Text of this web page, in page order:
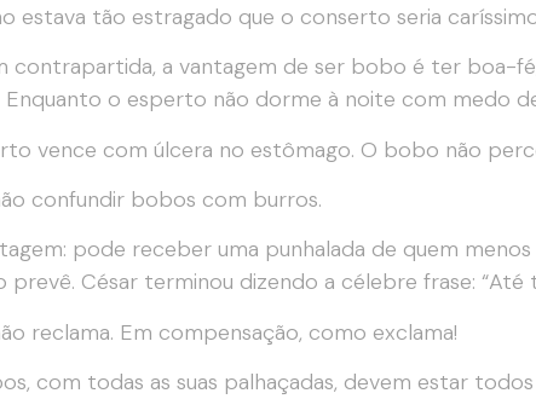
estava tão estragado que o conserto seria
contrapartida, a vantagem de ser bobo é ter boa-
Enquanto o esperto não dorme à noite com medo
vence com úlcera no estômago. O bobo não
confundir bobos com burros.
pode receber uma punhalada de quem
prevê. César terminou dizendo a célebre frase: “Até
reclama. Em compensação, como exclama!
com todas as suas palhaçadas, devem estar